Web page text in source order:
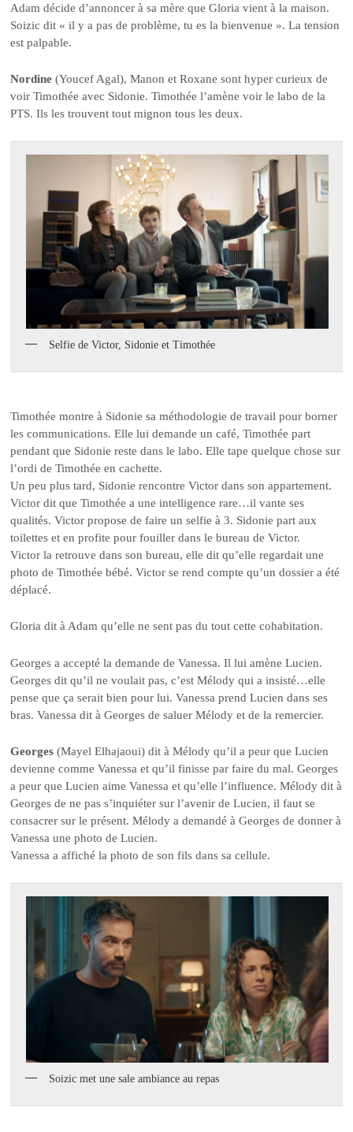
Adam décide d’annoncer à sa mère que Gloria vient à la maison.
Soizic dit « il y a pas de problème, tu es la bienvenue ». La tension
est palpable.
Nordine (Youcef Agal), Manon et Roxane sont hyper curieux de
voir Timothée avec Sidonie. Timothée l’amène voir le labo de la
PTS. Ils les trouvent tout mignon tous les deux.
Selfie de Victor, Sidonie et Timothée
Timothée montre à Sidonie sa méthodologie de travail pour borner
les communications. Elle lui demande un café, Timothée part
pendant que Sidonie reste dans le labo. Elle tape quelque chose sur
l’ordi de Timothée en cachette.
Un peu plus tard, Sidonie rencontre Victor dans son appartement.
Victor dit que Timothée a une intelligence rare…il vante ses
qualités. Victor propose de faire un selfie à 3. Sidonie part aux
toilettes et en profite pour fouiller dans le bureau de Victor.
Victor la retrouve dans son bureau, elle dit qu’elle regardait une
photo de Timothée bébé. Victor se rend compte qu’un dossier a été
déplacé.
Gloria dit à Adam qu’elle ne sent pas du tout cette cohabitation.
Georges a accepté la demande de Vanessa. Il lui amène Lucien.
Georges dit qu’il ne voulait pas, c’est Mélody qui a insisté…elle
pense que ça serait bien pour lui. Vanessa prend Lucien dans ses
bras. Vanessa dit à Georges de saluer Mélody et de la remercier.
Georges (Mayel Elhajaoui) dit à Mélody qu’il a peur que Lucien
devienne comme Vanessa et qu’il finisse par faire du mal. Georges
a peur que Lucien aime Vanessa et qu’elle l’influence. Mélody dit à
Georges de ne pas s’inquiéter sur l’avenir de Lucien, il faut se
consacrer sur le présent. Mélody a demandé à Georges de donner à
Vanessa une photo de Lucien.
Vanessa a affiché la photo de son fils dans sa cellule.
Soizic met une sale ambiance au repas